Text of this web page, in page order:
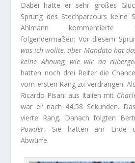
Dabei hatte er sehr großes
Sprung des Stechparcours keine
Ahlmann kommentierte
folgendermaßen: Vor diesem
was ich wollte, aber Mandato hat
keine Ahnung, wie wir da
hatten noch drei Reiter die
vom ersten Rang zu verdrängen.
Ricardo Pisani aus Italien mit
war er nach 44,58 Sekunden.
vierte Rang. Danach folgten
Powder. Sie hatten am Ende
Abwürfe.